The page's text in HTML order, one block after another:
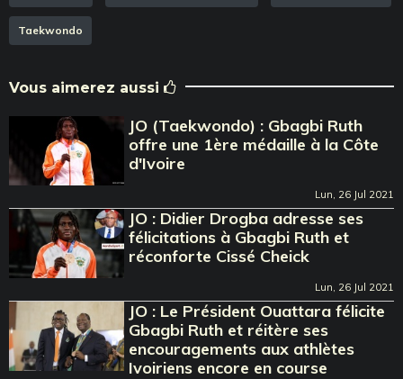
Taekwondo
Vous aimerez aussi
JO (Taekwondo) : Gbagbi Ruth
offre une 1ère médaille à la Côte
d'Ivoire
Lun, 26 Jul 2021
JO : Didier Drogba adresse ses
félicitations à Gbagbi Ruth et
réconforte Cissé Cheick
Lun, 26 Jul 2021
JO : Le Président Ouattara félicite
Gbagbi Ruth et réitère ses
encouragements aux athlètes
Ivoiriens encore en course